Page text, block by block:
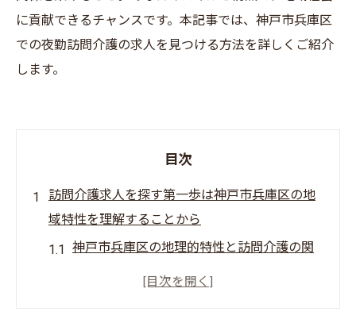
に貢献できるチャンスです。本記事では、神戸市兵庫区
での夜勤訪問介護の求人を見つける方法を詳しくご紹介
します。
目次
訪問介護求人を探す第一歩は神戸市兵庫区の地
域特性を理解することから
神戸市兵庫区の地理的特性と訪問介護の関